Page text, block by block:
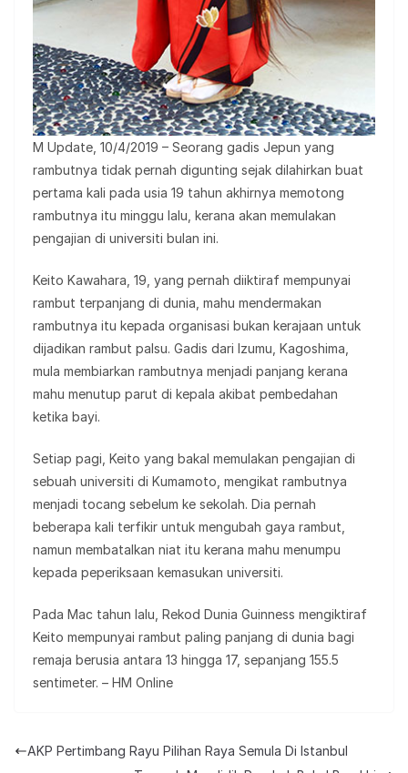
M Update, 10/4/2019 – Seorang gadis Jepun yang
rambutnya tidak pernah digunting sejak dilahirkan buat
pertama kali pada usia 19 tahun akhirnya memotong
rambutnya itu minggu lalu, kerana akan memulakan
pengajian di universiti bulan ini.
Keito Kawahara, 19, yang pernah diiktiraf mempunyai
rambut terpanjang di dunia, mahu mendermakan
rambutnya itu kepada organisasi bukan kerajaan untuk
dijadikan rambut palsu. Gadis dari Izumu, Kagoshima,
mula membiarkan rambutnya menjadi panjang kerana
mahu menutup parut di kepala akibat pembedahan
ketika bayi.
Setiap pagi, Keito yang bakal memulakan pengajian di
sebuah universiti di Kumamoto, mengikat rambutnya
menjadi tocang sebelum ke sekolah. Dia pernah
beberapa kali terfikir untuk mengubah gaya rambut,
namun membatalkan niat itu kerana mahu menumpu
kepada peperiksaan kemasukan universiti.
Pada Mac tahun lalu, Rekod Dunia Guinness mengiktiraf
Keito mempunyai rambut paling panjang di dunia bagi
remaja berusia antara 13 hingga 17, sepanjang 155.5
sentimeter. – HM Online
AKP Pertimbang Rayu Pilihan Raya Semula Di Istanbul